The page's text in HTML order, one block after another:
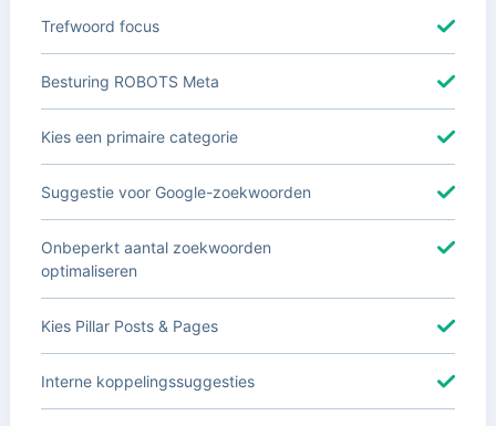
Trefwoord focus
Besturing ROBOTS Meta
Kies een primaire categorie
Suggestie voor Google-zoekwoorden
Onbeperkt aantal zoekwoorden
optimaliseren
Kies Pillar Posts & Pages
Interne koppelingssuggesties